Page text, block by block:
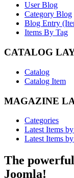
User Blog
Category Blog
Blog Entry
Items By Tag
CATALOG
Catalog
Catalog Item
MAGAZINE
Categories
Latest Items
Latest Items
The
Joomla!